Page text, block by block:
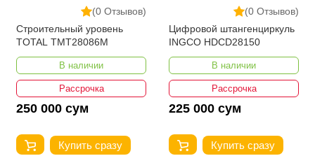
(0 Отзывов)
Строительный уровень
TOTAL TMT28086M
В наличии
Рассрочка
250 000 сум
Купить сразу
(0 Отзывов)
Цифровой штангенциркуль
INGCO HDCD28150
В наличии
Рассрочка
225 000 сум
Купить сразу